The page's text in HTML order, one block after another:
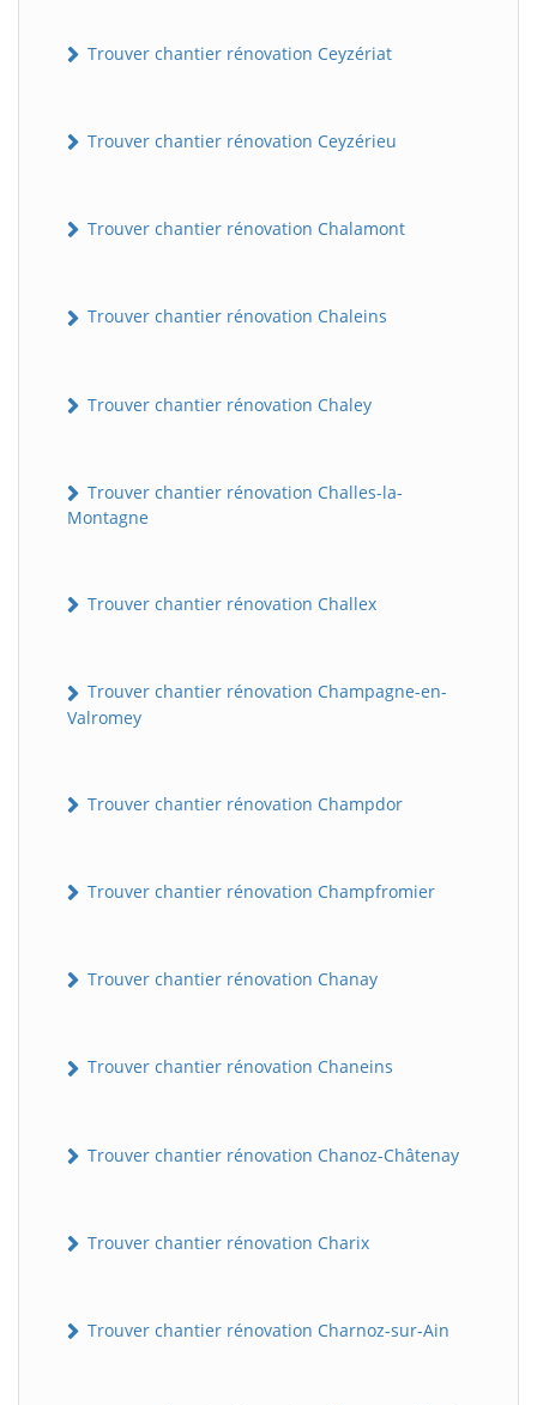
Trouver chantier rénovation Ceyzériat
Trouver chantier rénovation Ceyzérieu
Trouver chantier rénovation Chalamont
Trouver chantier rénovation Chaleins
Trouver chantier rénovation Chaley
Trouver chantier rénovation Challes-la-
Montagne
Trouver chantier rénovation Challex
Trouver chantier rénovation Champagne-en-
Valromey
Trouver chantier rénovation Champdor
Trouver chantier rénovation Champfromier
Trouver chantier rénovation Chanay
Trouver chantier rénovation Chaneins
Trouver chantier rénovation Chanoz-Châtenay
Trouver chantier rénovation Charix
Trouver chantier rénovation Charnoz-sur-Ain